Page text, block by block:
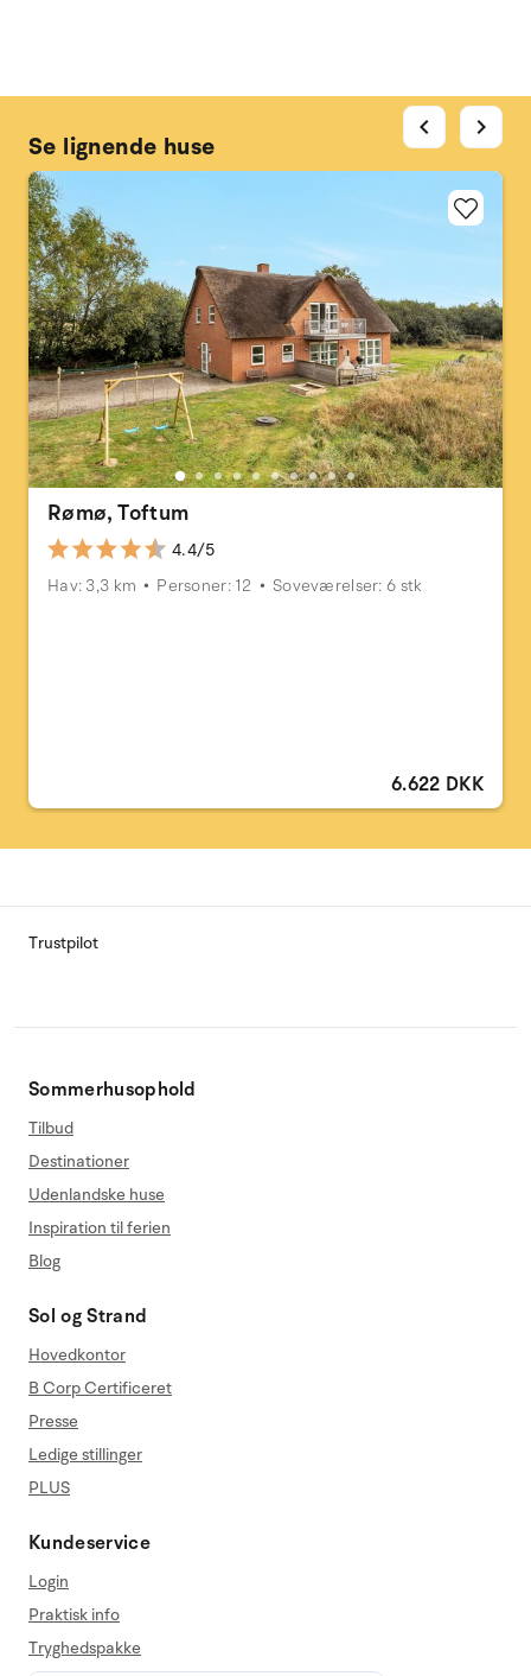
Se lignende huse
Rømø, Toftum
4.4/5
Hav: 3,3 km
Personer: 12 Soveværelser: 6 stk
6.622 DKK
chevron_left chevron_right
Trustpilot
Sommerhusophold
Tilbud
Destinationer
Udenlandske huse
Inspiration til ferien
Blog
Sol og Strand
Hovedkontor
B Corp Certificeret
Presse
Ledige stillinger
PLUS
Kundeservice
Login
Praktisk info
Tryghedspakke